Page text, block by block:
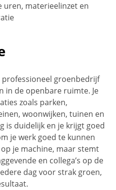
uren, materieelinzet en
professioneel groenbedrijf
de openbare ruimte. Je
zoals parken,
woonwijken, tuinen en
is duidelijk en je krijgt goed
je werk goed te kunnen
je machine, maar stemt
en collega’s op de
dag voor strak groen,